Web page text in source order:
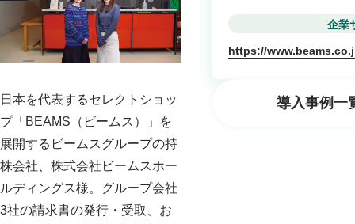
企業
https://
導入事例一
日本を代表するセレクトショッ
プ「BEAMS（ビームス）」を
展開するビームスグループの持
株会社、株式会社ビームスホー
ルディングス様。グループ会社
3社の請求書の発行・受取、お